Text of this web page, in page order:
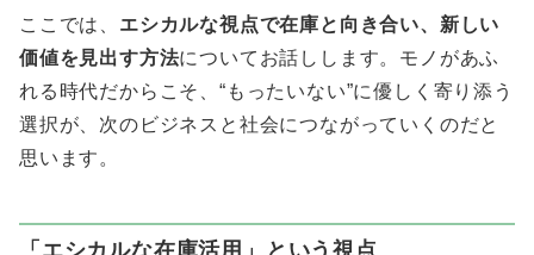
ここでは、 エシカルな視点で在庫と向き合い、新しい
価値を見出す方法についてお話しします。モノがあふ
れる時代だからこそ、“もったいない”に優しく寄り添う
選択が、次のビジネスと社会につながっていくのだと
思います。
「エシカルな在庫活用」という視点